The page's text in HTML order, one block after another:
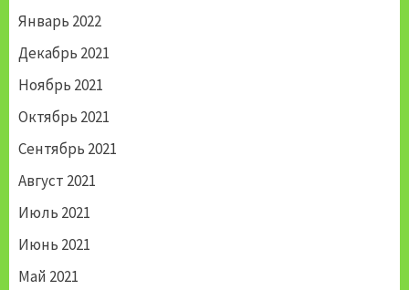
Январь 2022
Декабрь 2021
Ноябрь 2021
Октябрь 2021
Сентябрь 2021
Август 2021
Июль 2021
Июнь 2021
Май 2021